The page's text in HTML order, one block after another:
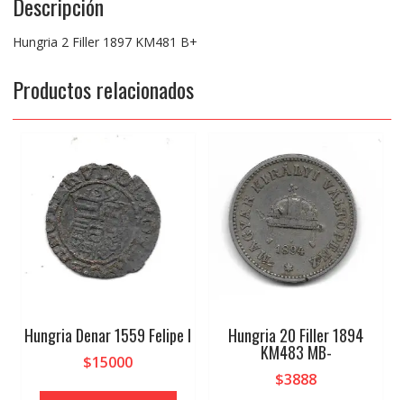
Hungria 2 Filler 1897 KM481 B+
Productos relacionados
Hungria Denar 1559 Felipe I
$15000
Hungria 20 Filler 1894
KM483 MB-
$3888